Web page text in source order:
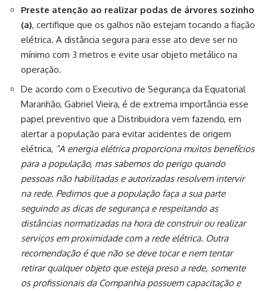
Preste atenção ao realizar podas de árvores sozinho
(a), certifique que os galhos não estejam tocando a fiação
elétrica. A distância segura para esse ato deve ser no
mínimo com 3 metros e evite usar objeto metálico na
operação.
De acordo com o Executivo de Segurança da Equatorial
Maranhão, Gabriel Vieira, é de extrema importância esse
papel preventivo que a Distribuidora vem fazendo, em
alertar a população para evitar acidentes de origem
elétrica, “A energia elétrica proporciona muitos benefícios
para a população, mas sabemos do perigo quando
pessoas não habilitadas e autorizadas resolvem intervir
na rede. Pedimos que a população faça a sua parte
seguindo as dicas de segurança e respeitando as
distâncias normatizadas na hora de construir ou realizar
serviços em proximidade com a rede elétrica. Outra
recomendação é que não se deve tocar e nem tentar
retirar qualquer objeto que esteja preso a rede, somente
os profissionais da Companhia possuem capacitação e